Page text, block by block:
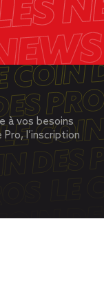
à vos besoins
l’inscription